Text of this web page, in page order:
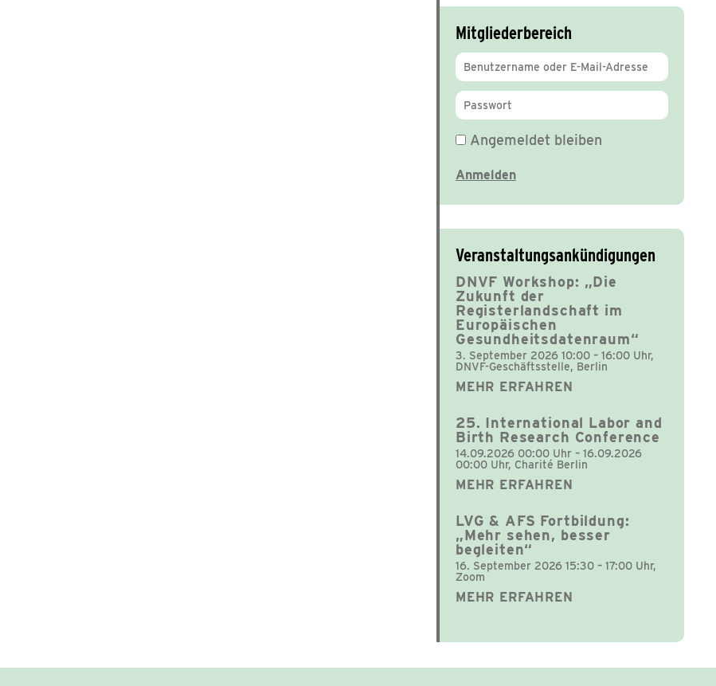
Mitgliederbereich
Angemeldet bleiben
Veranstaltungsankündigungen
DNVF Workshop: „Die
Zukunft der
Registerlandschaft im
Europäischen
Gesundheitsdatenraum“
3. September 2026 10:00 – 16:00 Uhr,
DNVF-Geschäftsstelle, Berlin
MEHR ERFAHREN
25. International Labor and
Birth Research Conference
14.09.2026 00:00 Uhr – 16.09.2026
00:00 Uhr, Charité Berlin
MEHR ERFAHREN
LVG & AFS Fortbildung:
„Mehr sehen, besser
begleiten“
16. September 2026 15:30 – 17:00 Uhr,
Zoom
MEHR ERFAHREN